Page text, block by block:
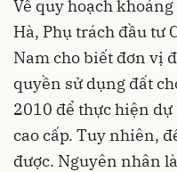
Về quy hoạch
Hà, Phụ trách đầu tư
Nam cho biết đơn vị
quyền sử dụng đất
2010 để thực hiện
cao cấp. Tuy nhiên,
được. Nguyên nhân